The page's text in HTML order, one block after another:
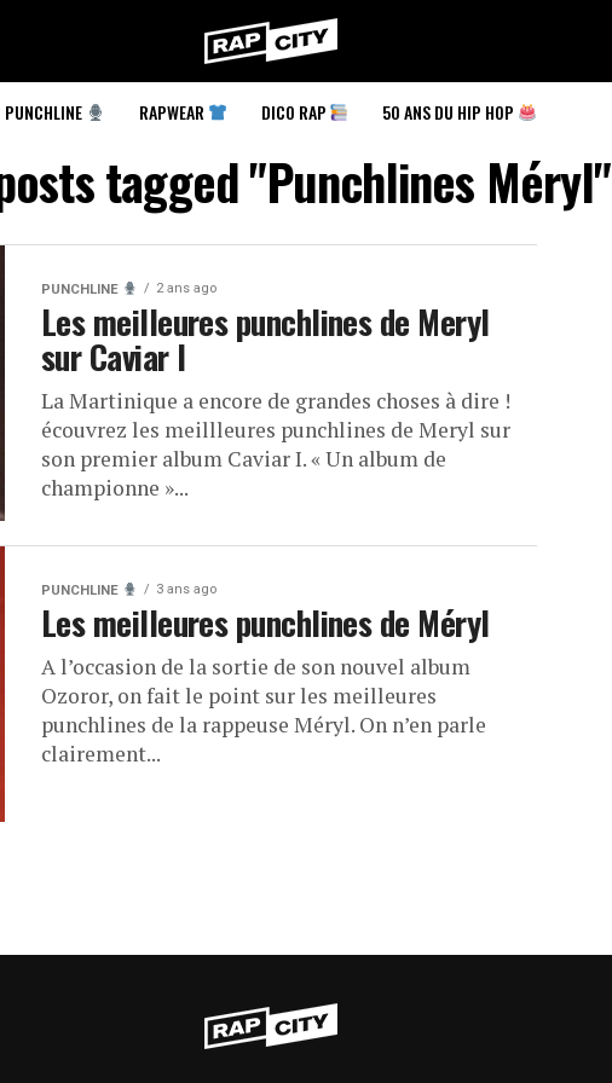
RapCity
PUNCHLINE RAPWEAR DICO RAP 50 ANS DU HIP HOP
tagged "Punchlines Méryl"
PUNCHLINE 2 ans ago
Les meilleures punchlines de Meryl
sur Caviar I
La Martinique a encore de grandes choses à dire !
écouvrez les meillleures punchlines de Meryl sur
son premier album Caviar I. « Un album de
championne »...
PUNCHLINE 3 ans ago
Les meilleures punchlines de Méryl
A l’occasion de la sortie de son nouvel album
Ozoror, on fait le point sur les meilleures
punchlines de la rappeuse Méryl. On n’en parle
clairement...